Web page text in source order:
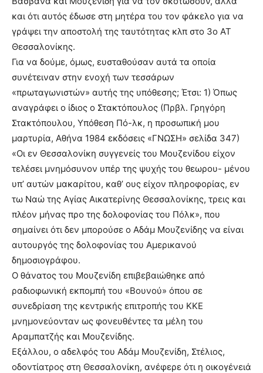
και ότι αυτός έδωσε στη μητέρα του τον φάκελο για να
γράψει την αποστολή της ταυτότητας κλπ στο 3ο ΑΤ
Θεσσαλονίκης.
Για να δούμε, όμως, ευσταθούσαν αυτά τα οποία
συνέτειναν στην ενοχή των τεσσάρων
«πρωταγωνιστών» αυτής της υπόθεσης; Έτσι: 1) Όπως
αναγράφει ο ίδιος ο Στακτόπουλος (Πρβλ. Γρηγόρη
Στακτόπουλου, Υπόθεση Πό-λκ, η προσωπική μου
μαρτυρία, Αθήνα 1984 εκδόσεις «ΓΝΩΣΗ» σελίδα 347)
«Οι εν Θεσσαλονίκη συγγενείς του Μουζενίδου είχον
τελέσει μνημόσυνον υπέρ της ψυχής του θεωρου- μένου
υπ’ αυτών μακαρίτου, καθ’ ους είχον πληροφορίας, εν
τω Ναώ της Αγίας Αικατερίνης Θεσσαλονίκης, τρεις και
πλέον μήνας προ της δολοφονίας του Πόλκ», που
σημαίνει ότι δεν μπορούσε ο Αδάμ Μουζενίδης να είναι
αυτουργός της δολοφονίας του Αμερικανού
δημοσιογράφου.
Ο θάνατος του Μουζενίδη επιβεβαιώθηκε από
ραδιοφωνική εκπομπή του «Βουνού» όπου σε
συνεδρίαση της κεντρικής επιτροπής του ΚΚΕ
μνημονεύονταν ως φονευθέντες τα μέλη του
Αραμπατζής και Μουζενίδης.
Εξάλλου, ο αδελφός του Αδάμ Μουζενίδη, Στέλιος,
οδοντίατρος στη Θεσσαλονίκη, ανέφερε ότι η οικογένειά